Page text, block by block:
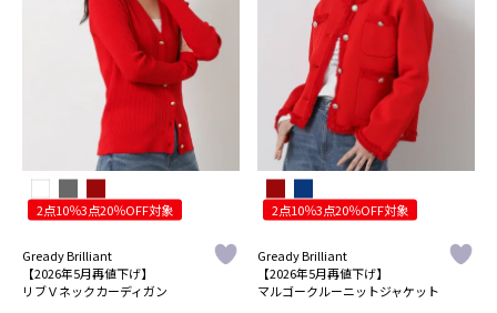
2点10％3点20％OFF対象
Gready Brilliant
【2026年5月再値下げ】
リブＶネックカーディガン
2点10％3点20％OFF対象
Gready Brilliant
【2026年5月再値下げ】
マルゴークルーニットジャケット